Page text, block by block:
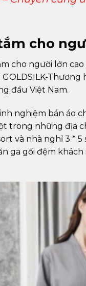
cho
cho người lớn
đầu Việt Nam.
nghiệm bán áo
trong những địa
và nhà nghỉ 3 *
ga gối đệm